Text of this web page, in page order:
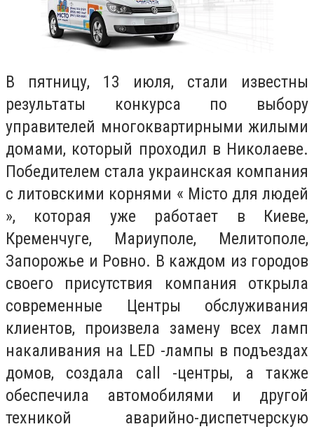
В пятницу, 13 июля, стали известны
результаты конкурса по выбору
управителей многоквартирными жилыми
домами, который проходил в Николаеве.
Победителем стала украинская компания
с литовскими корнями « Місто для людей
», которая уже работает в Киеве,
Кременчуге, Мариуполе, Мелитополе,
Запорожье и Ровно. В каждом из городов
своего присутствия компания открыла
современные Центры обслуживания
клиентов, произвела замену всех ламп
накаливания на LED -лампы в подъездах
домов, создала call -центры, а также
обеспечила автомобилями и другой
техникой аварийно-диспетчерскую